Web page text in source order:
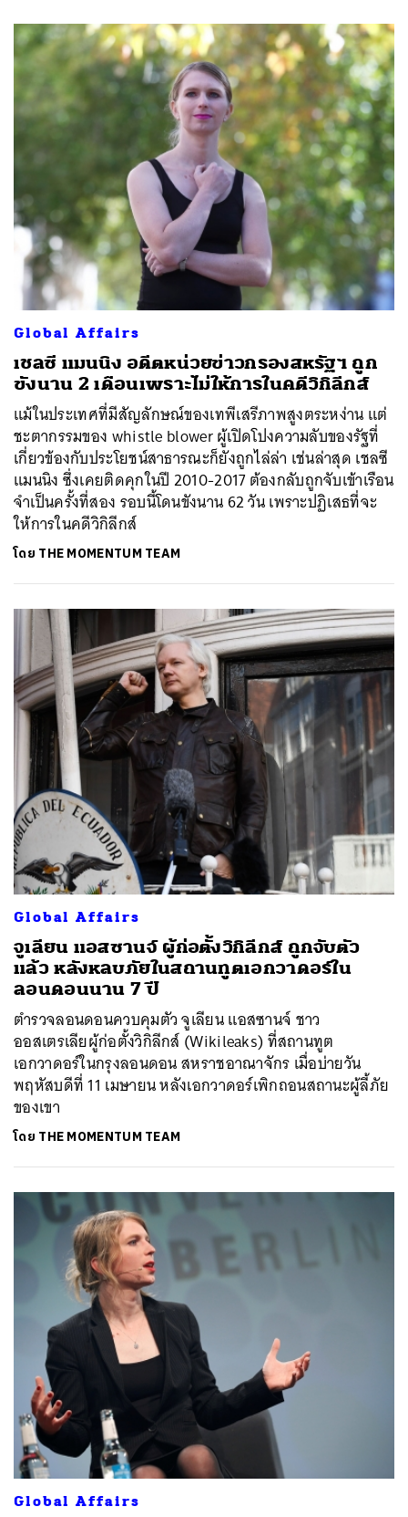
Global Affairs
เชลซี แมนนิง อดีตหน่วยข่าวกรองสหรัฐฯ ถูก
ขังนาน 2 เดือนเพราะไม่ให้การในคดีวิกิลีกส์
แม้ในประเทศที่มีสัญลักษณ์ของเทพีเสรีภาพสูงตระหง่าน แต่
ชะตากรรมของ whistle blower ผู้เปิดโปงความลับของรัฐที่
เกี่ยวข้องกับประโยชน์สาธารณะก็ยังถูกไล่ล่า เช่นล่าสุด เชลซี
แมนนิง ซึ่งเคยติดคุกในปี 2010-2017 ต้องกลับถูกจับเข้าเรือน
จำเป็นครั้งที่สอง รอบนี้โดนขังนาน 62 วัน เพราะปฏิเสธที่จะ
ให้การในคดีวิกิลีกส์
โดย THE MOMENTUM TEAM
Global Affairs
จูเลียน แอสซานจ์ ผู้ก่อตั้งวิกิลีกส์ ถูกจับตัว
แล้ว หลังหลบภัยในสถานทูตเอกวาดอร์ใน
ลอนดอนนาน 7 ปี
ตำรวจลอนดอนควบคุมตัว จูเลียน แอสซานจ์ ชาว
ออสเตรเลียผู้ก่อตั้งวิกิลีกส์ (Wikileaks) ที่สถานทูต
เอกวาดอร์ในกรุงลอนดอน สหราชอาณาจักร เมื่อบ่ายวัน
พฤหัสบดีที่ 11 เมษายน หลังเอกวาดอร์เพิกถอนสถานะผู้ลี้ภัย
ของเขา
โดย THE MOMENTUM TEAM
Global Affairs
ค้นหา
SHARE TWEET LINE EMAIL